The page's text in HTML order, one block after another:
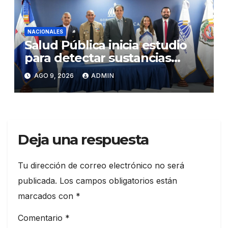
NACIONALES
Salud Pública inicia estudio
para detectar sustancias
psicoactivas en conductores
accidentados
AGO 9, 2026 ADMIN
Deja una respuesta
Tu dirección de correo electrónico no será
publicada. Los campos obligatorios están
marcados con *
Comentario *